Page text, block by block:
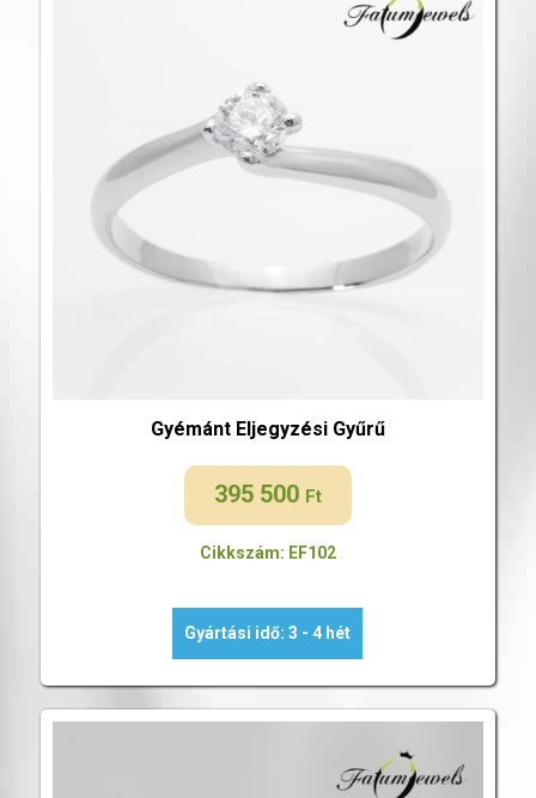
Gyémánt Eljegyzési Gyűrű
395 500 Ft
Cikkszám: EF102
Gyártási idő: 3 - 4 hét